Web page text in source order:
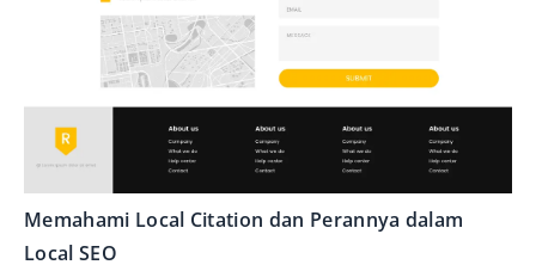
Memahami Local Citation dan Perannya dalam
Local SEO